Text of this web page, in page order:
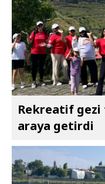
Rekreatif
araya getirdi